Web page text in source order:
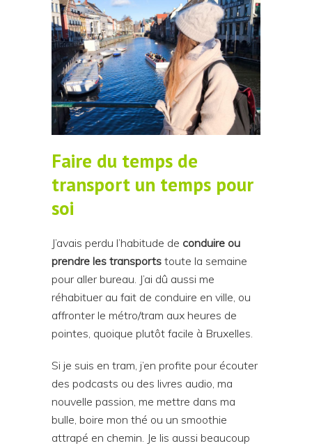
Faire du temps de
transport un temps pour
soi
J’avais perdu l’habitude de conduire ou
prendre les transports toute la semaine
pour aller bureau. J’ai dû aussi me
réhabituer au fait de conduire en ville, ou
affronter le métro/tram aux heures de
pointes, quoique plutôt facile à Bruxelles.
Si je suis en tram, j’en profite pour écouter
des podcasts ou des livres audio, ma
nouvelle passion, me mettre dans ma
bulle, boire mon thé ou un smoothie
attrapé en chemin. Je lis aussi beaucoup